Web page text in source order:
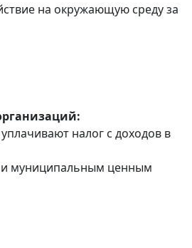
на окружающую среду за
налог с доходов в
и муниципальным ценным